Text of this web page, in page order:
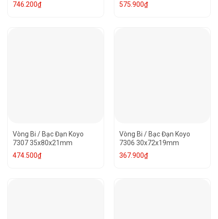
746.200₫
575.900₫
Vòng Bi / Bạc Đạn Koyo
7307 35x80x21mm
474.500₫
Vòng Bi / Bạc Đạn Koyo
7306 30x72x19mm
367.900₫